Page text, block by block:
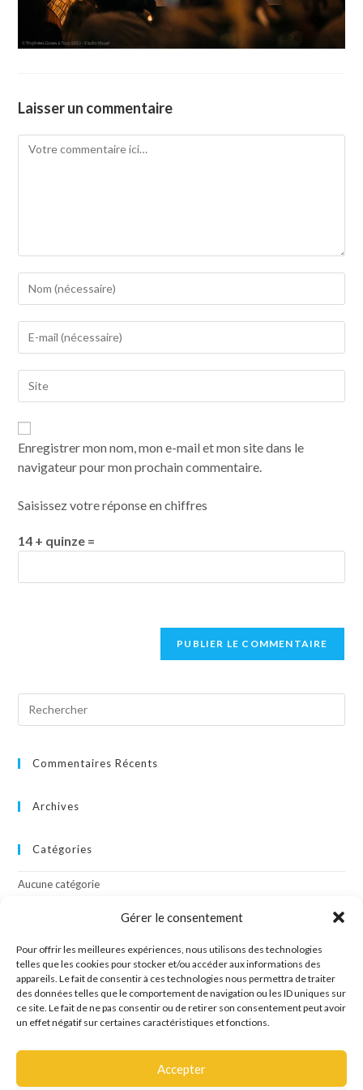
Gérer le consentement
Pour offrir les meilleures expériences, nous utilisons des technologies
telles que les cookies pour stocker et/ou accéder aux informations des
appareils. Le fait de consentir à ces technologies nous permettra de traiter
des données telles que le comportement de navigation ou les ID uniques sur
ce site. Le fait de ne pas consentir ou de retirer son consentement peut avoir
un effet négatif sur certaines caractéristiques et fonctions.
Accepter
Laisser un commentaire
Enregistrer mon nom, mon e-mail et mon site dans le
navigateur pour mon prochain commentaire.
Saisissez votre réponse en chiffres
14 + quinze =
Commentaires Récents
Archives
Catégories
Aucune catégorie
Connexion
Flux des publications
Flux des commentaires
Site de WordPress-FR